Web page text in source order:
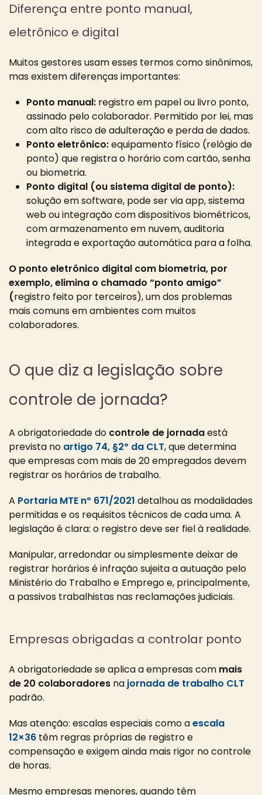
Diferença entre ponto manual,
eletrônico e digital
Muitos gestores usam esses termos como sinônimos,
mas existem diferenças importantes:
Ponto manual: registro em papel ou livro ponto,
assinado pelo colaborador. Permitido por lei, mas
com alto risco de adulteração e perda de dados.
Ponto eletrônico:equipamento físico (relógio de
ponto) que registra o horário com cartão, senha
ou biometria.
Ponto digital (ou sistema digital de ponto):
solução em software, pode ser via app, sistema
web ou integração com dispositivos biométricos,
com armazenamento em nuvem, auditoria
integrada e exportação automática para a folha.
O ponto eletrônico digital com biometria, por
exemplo, elimina o chamado “ponto amigo”
(registro feito por terceiros), um dos problemas
mais comuns em ambientes com muitos
colaboradores.
O que diz a legislação sobre
controle de jornada?
A obrigatoriedade do controle de jornadaestá
prevista no artigo 74, §2º da CLT, que determina
que empresas com mais de 20 empregados devem
registrar os horários de trabalho.
A Portaria MTE nº 671/2021 detalhou as modalidades
permitidas e os requisitos técnicos de cada uma. A
legislação é clara: o registro deve ser fiel à realidade.
Manipular, arredondar ou simplesmente deixar de
registrar horários é infração sujeita a autuação pelo
Ministério do Trabalho e Emprego e, principalmente,
a passivos trabalhistas nas reclamações judiciais.
Empresas obrigadas a controlar ponto
A obrigatoriedade se aplica a empresas com mais
de 20 colaboradores na jornada de trabalho CLT
padrão.
Mas atenção: escalas especiais como aescala
12×36 têm regras próprias de registro e
compensação e exigem ainda mais rigor no controle
de horas.
Mesmo empresas menores, quando têm